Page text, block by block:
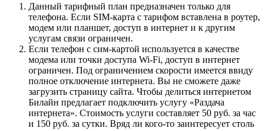
Данный тарифный план предназначен только для
телефона. Если SIM-карта с тарифом вставлена в роутер,
модем или планшет, доступ в интернет и к другим
услугам связи ограничен.
Если телефон с сим-картой используется в качестве
модема или точки доступа Wi-Fi, доступ в интернет
ограничен. Под ограничением скорости имеется ввиду
полное отключение интернета. Вы не сможете даже
загрузить страницу сайта. Чтобы делиться интернетом
Билайн предлагает подключить услугу «Раздача
интернета». Стоимость услуги составляет 50 руб. за час
и 150 руб. за сутки. Вряд ли кого-то заинтересует столь